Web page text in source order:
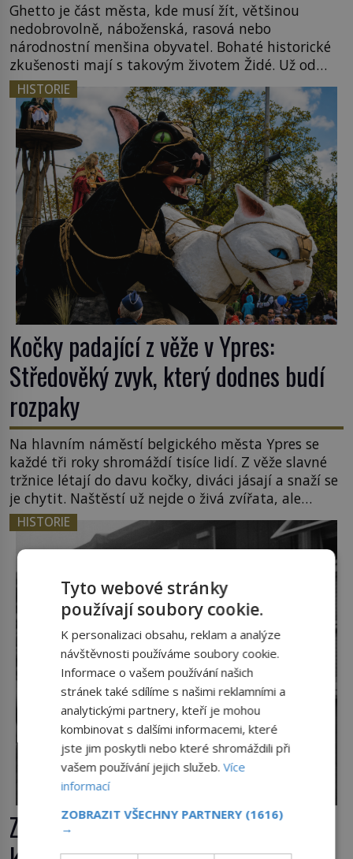
Ghetto je část města, kde musí žít, většinou
nedobrovolně, náboženská, rasová nebo
národnostní menšina obyvatel. Bohaté historické
zkušenosti mají s takovým životem Židé. Už od
středověku jsou totiž v každou chvíli nuceni v
nějakém žít. Mezi ty nejslavnější patří i římské
ghetto založené v roce 1555. Pokud jde o vztah
k Židům, nemá se Řím čím chlubit. […]
HISTORIE
Kočky padající z věže v Ypres:
Středověký zvyk, který dodnes budí
rozpaky
Na hlavním náměstí belgického města Ypres se
každé tři roky shromáždí tisíce lidí. Z věže slavné
tržnice létají do davu kočky, diváci jásají a snaží se
je chytit. Naštěstí už nejde o živá zvířata, ale
jenom o plyšové suvenýry. Kdysi to ale bylo jinak.
Tato veselá podívaná připomíná jeden z
nejpodivnějších a zároveň nejkrutějších zvyků […]
HISTORIE
Zlo v sukni. Tři nejhorší bachařky z
Tyto webové stránky
používají soubory cookie.
K personalizaci obsahu, reklam a analýze
návštěvnosti používáme soubory cookie.
Informace o vašem používání našich
stránek také sdílíme s našimi reklamními a
analytickými partnery, kteří je mohou
kombinovat s dalšími informacemi, které
jste jim poskytli nebo které shromáždili při
vašem používání jejich služeb.Více
informací
ZOBRAZIT VŠECHNY PARTNERY (1616)
→